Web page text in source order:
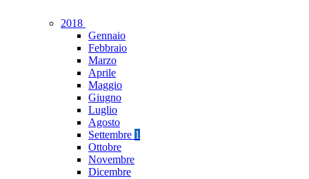
2018
Gennaio
Febbraio
Marzo
Aprile
Maggio
Giugno
Luglio
Agosto
Settembre 1
Ottobre
Novembre
Dicembre